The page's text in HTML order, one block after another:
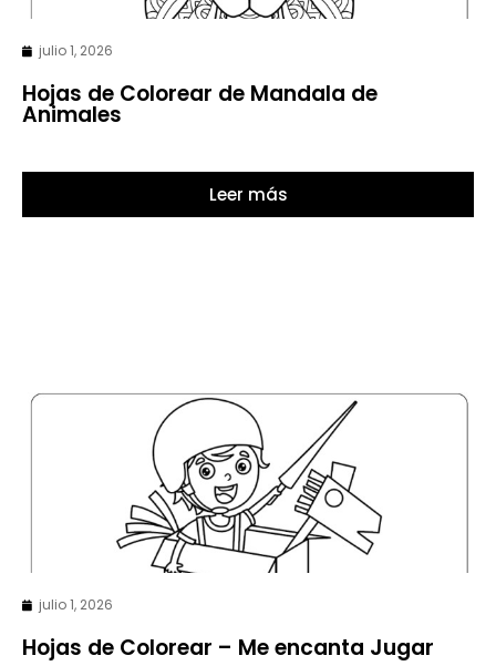
julio 1, 2026
Hojas de Colorear de Mandala de
Animales
Leer más
julio 1, 2026
Hojas de Colorear – Me encanta Jugar